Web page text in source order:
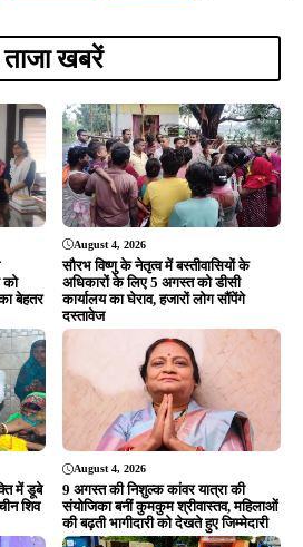
ताजा खबरें
को
बेहतर
August 4, 2026
सौरभ विष्णु के नेतृत्व में बस्तीवासियों के
अधिकारों के लिए 5 अगस्त को डीसी
कार्यालय का घेराव, हजारों लोग सौंपेंगे
दस्तावेज
में डूबे
शिव
August 4, 2026
9 अगस्त की निशुल्क कांवर यात्रा की
संयोजिका बनीं कुमकुम श्रीवास्तव, महिलाओं
की बढ़ती भागीदारी को देखते हुए जिम्मेदारी